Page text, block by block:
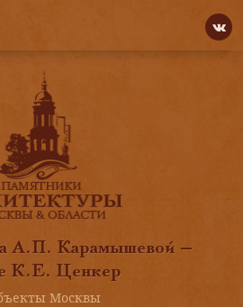
А.П. Карамышевой —
К.Е. Ценкер
Москвы